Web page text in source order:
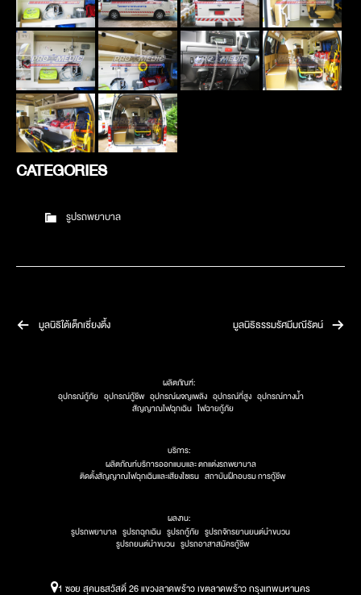
CATEGORIES
รูปรถพยาบาล
มูลนิธิใต้เต็กเซี่ยงตึ้ง มูลนิธิธรรมรัศมีมณีรัตน์
ผลิตภัณฑ์:
อุปกรณ์กู้ภัย อุปกรณ์กู้ชีพ อุปกรณ์ผจญเพลิง อุปกรณ์ที่สูง อุปกรณ์ทางน้ำ
สัญญาณไฟฉุกเฉิน ไฟฉายกู้ภัย
บริการ:
ผลิตภัณท์บริการออกแบบและ ตกแต่งรถพยาบาล
ติดตั้งสัญญาณไฟฉุกเฉินและเสียงไซเรน สถาบันฝึกอบรม การกู้ชีพ
ผลงาน:
รูปรถพยาบาล รูปรถฉุกเฉิน รูปรถกู้ภัย รูปรถจักรยานยนต์นำขบวน
รูปรถยนต์นำขบวน รูปรถอาสาสมัครกู้ชีพ
1 ซอย สุคนธสวัสดิ์ 26 แขวงลาดพร้าว เขตลาดพร้าว กรุงเทพมหานคร